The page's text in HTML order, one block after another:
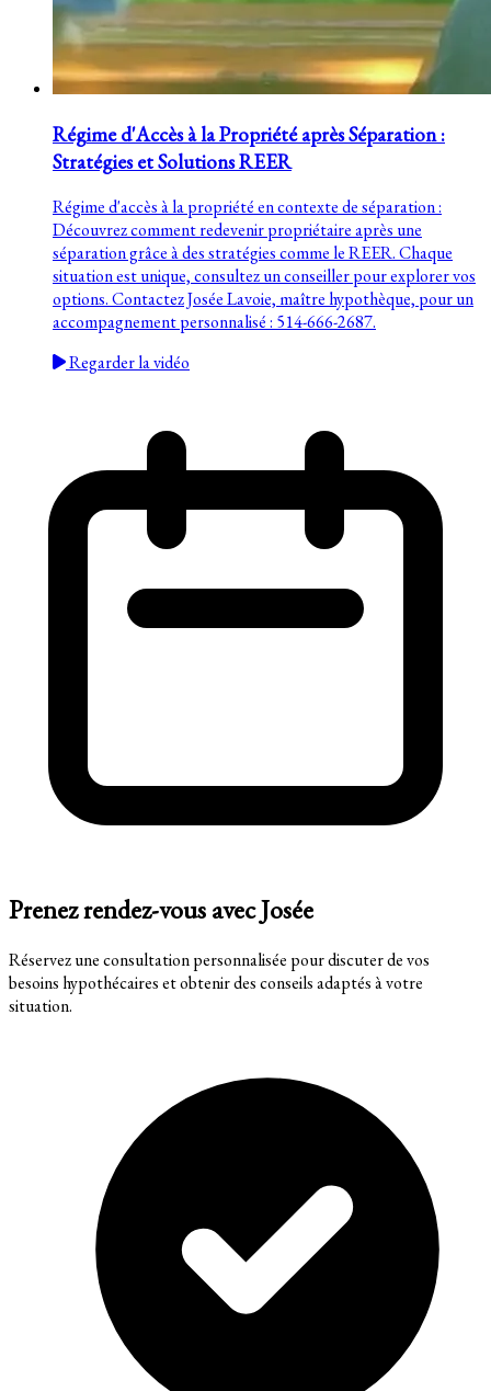
Régime d'Accès à la Propriété après Séparation :
Stratégies et Solutions REER
Régime d'accès à la propriété en contexte de séparation :
Découvrez comment redevenir propriétaire après une
séparation grâce à des stratégies comme le REER. Chaque
situation est unique, consultez un conseiller pour explorer vos
options. Contactez Josée Lavoie, maître hypothèque, pour un
accompagnement personnalisé : 514-666-2687.
Regarder la vidéo
Prenez rendez-vous avec Josée
Réservez une consultation personnalisée pour discuter de vos
besoins hypothécaires et obtenir des conseils adaptés à votre
situation.